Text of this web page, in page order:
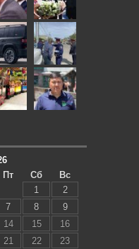
Пт Сб
Вс
1
2
7 8
9
14 15
16
21 22
23